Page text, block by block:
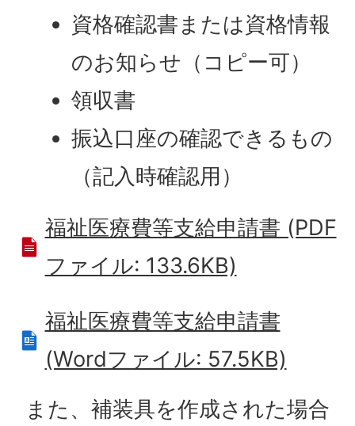
資格確認書または資格情報
のお知らせ（コピー可）
領収書
振込口座の確認できるもの
（記入時確認用）
福祉医療費等支給申請書 (PDF
ファイル: 133.6KB)
福祉医療費等支給申請書
(Wordファイル: 57.5KB)
また、補装具を作成された場合